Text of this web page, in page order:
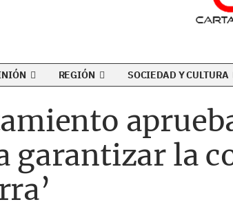
REGIÓN SOCIEDAD Y CULTURA
garantizar la